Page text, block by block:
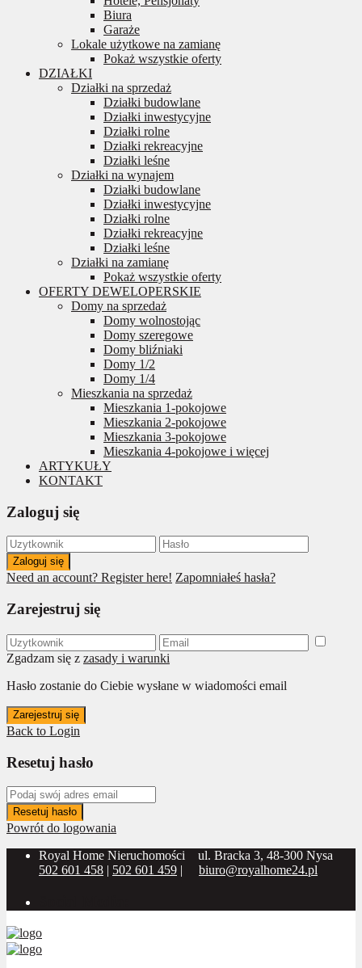
Biura
Garaże
Lokale użytkowe na zamianę
Pokaż wszystkie oferty
DZIAŁKI
Działki na sprzedaż
Działki budowlane
Działki inwestycyjne
Działki rolne
Działki rekreacyjne
Działki leśne
Działki na wynajem
Działki budowlane
Działki inwestycyjne
Działki rolne
Działki rekreacyjne
Działki leśne
Działki na zamianę
Pokaż wszystkie oferty
OFERTY DEWELOPERSKIE
Domy na sprzedaż
Domy wolnostojąc
Domy szeregowe
Domy bliźniaki
Domy 1/2
Domy 1/4
Mieszkania na sprzedaż
Mieszkania 1-pokojowe
Mieszkania 2-pokojowe
Mieszkania 3-pokojowe
Mieszkania 4-pokojowe i więcej
ARTYKUŁY
KONTAKT
Zaloguj się
Zaloguj się
Need an account? Register here! Zapomniałeś hasła?
Zarejestruj się
Zgadzam się z zasady i warunki
Hasło zostanie do Ciebie wysłane w wiadomości email
Zarejestruj się
Back to Login
Resetuj hasło
Resetuj hasło
Powrót do logowania
Royal Home Nieruchomości
ul. Bracka 3, 48-300 Nysa
502 601 458 | 502 601 459 | biuro@royalhome24.pl